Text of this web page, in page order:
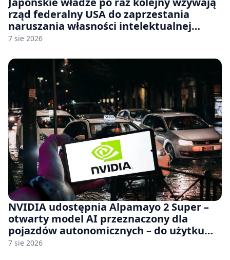
rząd federalny USA do zaprzestania
naruszania własności intelektualnej
japońskich gier i anime
7 sie 2026
NVIDIA udostępnia Alpamayo 2 Super –
otwarty model AI przeznaczony dla
pojazdów autonomicznych – do użytku
komercyjnego
7 sie 2026